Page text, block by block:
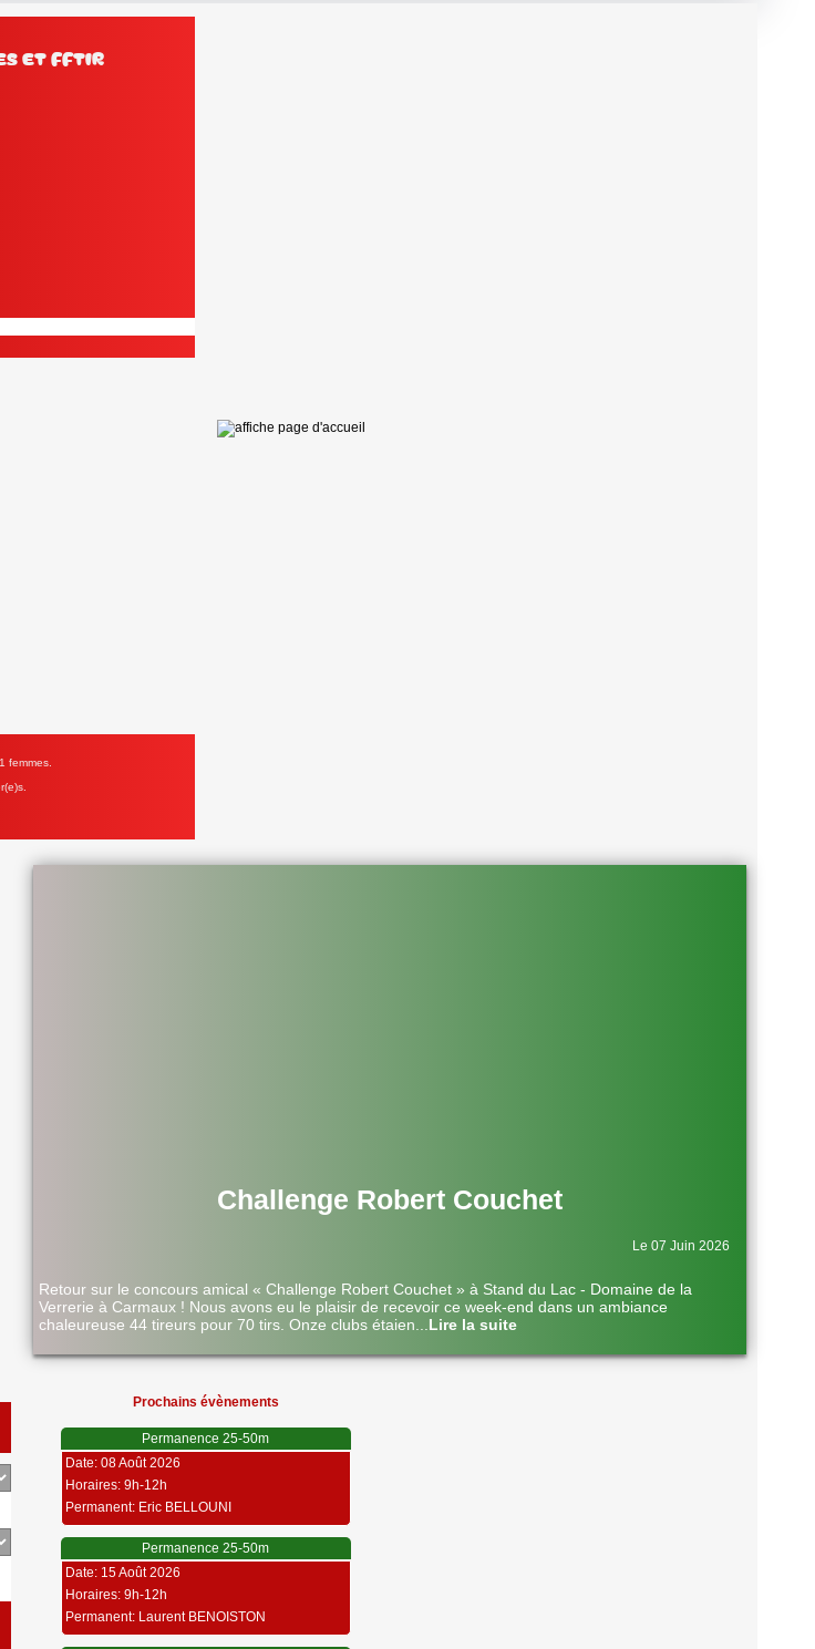
FFtir
femmes.
Challenge Robert Couchet
Le 07 Juin 2026
Retour sur le concours amical « Challenge Robert Couchet » à Stand du Lac - Domaine de la
Verrerie à Carmaux ! Nous avons eu le plaisir de recevoir ce week-end dans un ambiance
chaleureuse 44 tireurs pour 70 tirs. Onze clubs étaien
Lire la suite
Prochains évènements
Permanence 25-50m
Date: 08 Août 2026
Horaires: 9h-12h
Permanent: Eric BELLOUNI
Permanence 25-50m
Date: 15 Août 2026
Horaires: 9h-12h
Permanent: Laurent BENOISTON